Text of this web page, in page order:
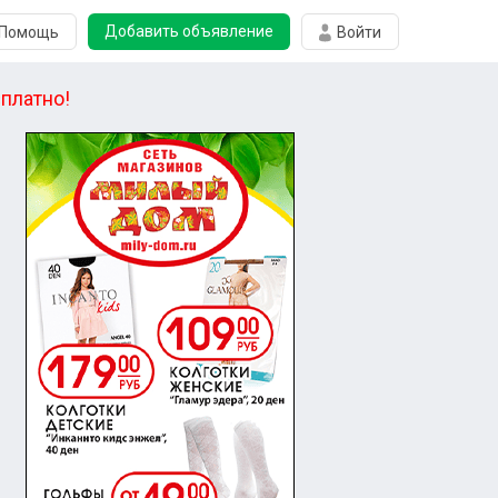
Добавить объявление Войти